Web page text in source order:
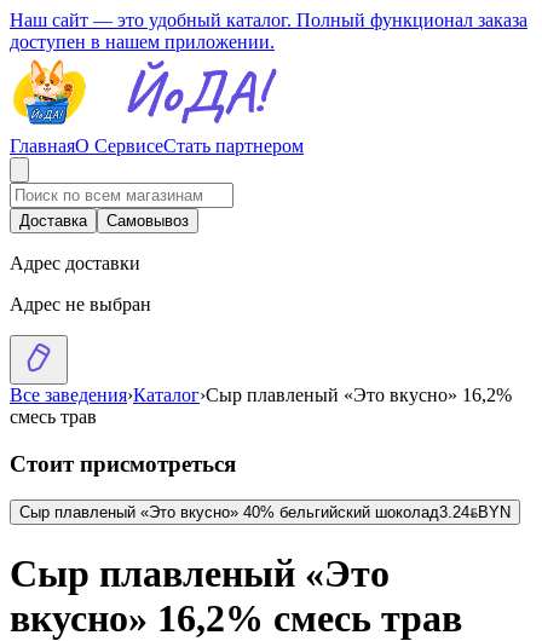
Наш сайт — это удобный каталог. Полный функционал заказа
доступен в нашем приложении.
ГлавнаяО СервисеСтать партнером
Доставка Самовывоз
Адрес доставки
Адрес не выбран
Все заведения›Каталог›Сыр плавленый «Это вкусно» 16,2%
смесь трав
Стоит присмотреться
Сыр плавленый «Это вкусно» 40% бельгийский шоколад3.24BYNBYN
Сыр плавленый «Это
вкусно» 16,2% смесь трав